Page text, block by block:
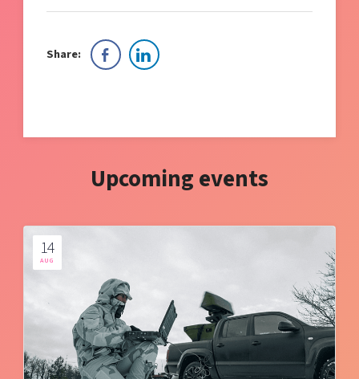
Share:
Upcoming events
14
AUG